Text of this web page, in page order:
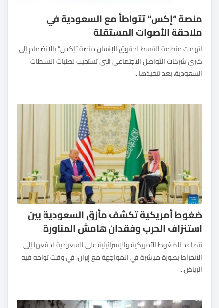
منصة “إكس” تتواطأ مع السعودية في
ملاحقة الأصوات المستقلة
اتهمت منظمة القسط لحقوق الإنسان منصة “إكس” بالانضمام إلى
كبرى شركات التواصل الاجتماعي التي تستجيب لطلبات السلطات
السعودية، بعد تنفيذها...
ضغوط أمريكية تكشف مأزق السعودية بين
استنزاف الحرب وفقدان هامش المناورة
تتصاعد الضغوط الأمريكية والإسرائيلية على السعودية لدفعها إلى
الانخراط بصورة مباشرة في المواجهة مع إيران، في وقت تواجه فيه
الرياض...